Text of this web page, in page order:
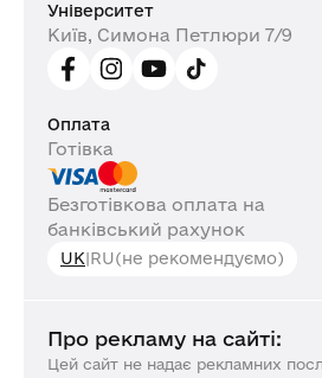
Університет
Київ, Симона Петлюри 7/9
Оплата
Готівка
Безготівкова оплата на
банківський рахунок
UK|RU(не рекомендуємо)
Про рекламу на сайті:
Цей сайт не надає рекламних